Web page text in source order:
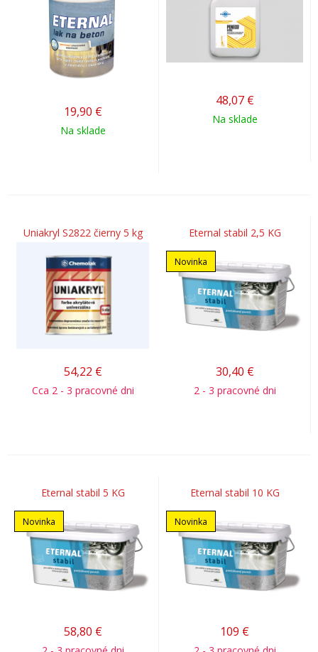
19,90 €
Na sklade
48,07 €
Na sklade
Uniakryl S2822 čierny 5 kg
54,22 €
Cca 2 - 3 pracovné dni
Eternal stabil 2,5 KG
Novinka
30,40 €
2 - 3 pracovné dni
Eternal stabil 5 KG
Novinka
58,80 €
Eternal stabil 10 KG
Novinka
109 €